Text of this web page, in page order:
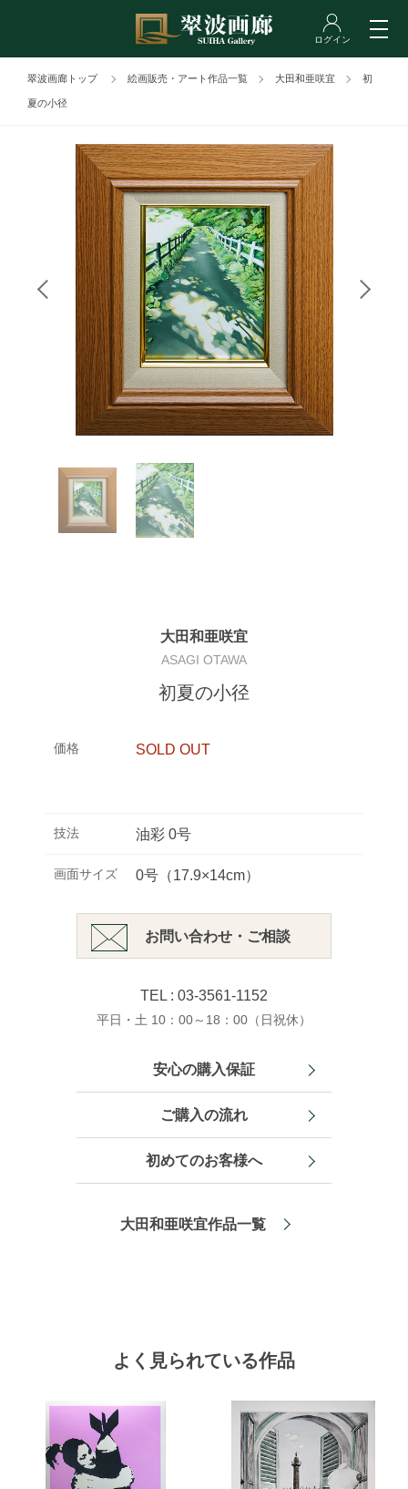
翠波画廊トップ 絵画販売・アート作品一覧 大田和亜咲宜 初
夏の小径
大田和亜咲宜
ASAGI OTAWA
初夏の小径
価格 SOLD OUT
技法 油彩 0号
画面サイズ 0号（17.9×14cm）
お問い合わせ・ご相談
TEL : 03-3561-1152
平日・土 10：00～18：00（日祝休）
安心の購入保証
ご購入の流れ
初めてのお客様へ
大田和亜咲宜作品一覧
よく見られている作品